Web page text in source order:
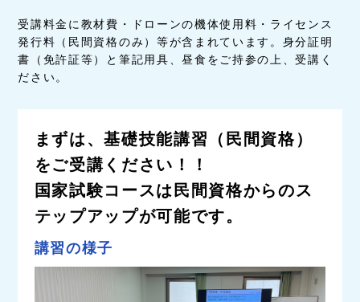
受講料金に教材費・ドローンの機体使用料・ライセンス
発行料（民間資格のみ）等が含まれています。身分証明
書（免許証等）と筆記用具、昼食をご持参の上、受講く
ださい。
まずは、基礎技能講習（民間資格）
をご受講ください！！
国家試験コースは民間資格からのス
テップアップが可能です。
講習の様子